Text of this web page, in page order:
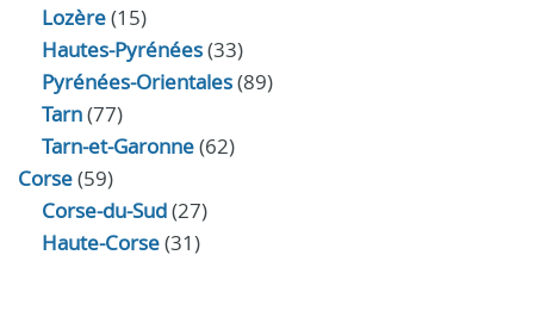
Lozère(15)
Hautes-Pyrénées(33)
Pyrénées-Orientales(89)
Tarn(77)
Tarn-et-Garonne(62)
Corse(59)
Corse-du-Sud(27)
Haute-Corse(31)